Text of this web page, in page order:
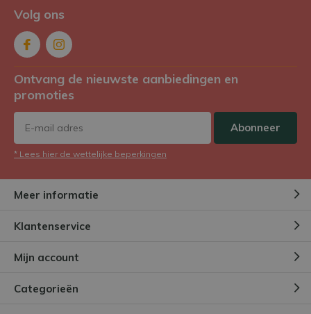
Volg ons
Ontvang de nieuwste aanbiedingen en
promoties
Abonneer
* Lees hier de wettelijke beperkingen
Meer informatie
Klantenservice
Mijn account
Categorieën